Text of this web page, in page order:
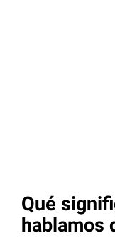
Qué
hablamos